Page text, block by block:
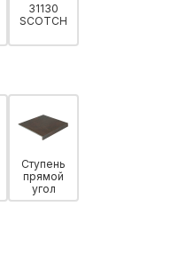
31130
SCOTCH
Ступень
прямой
угол